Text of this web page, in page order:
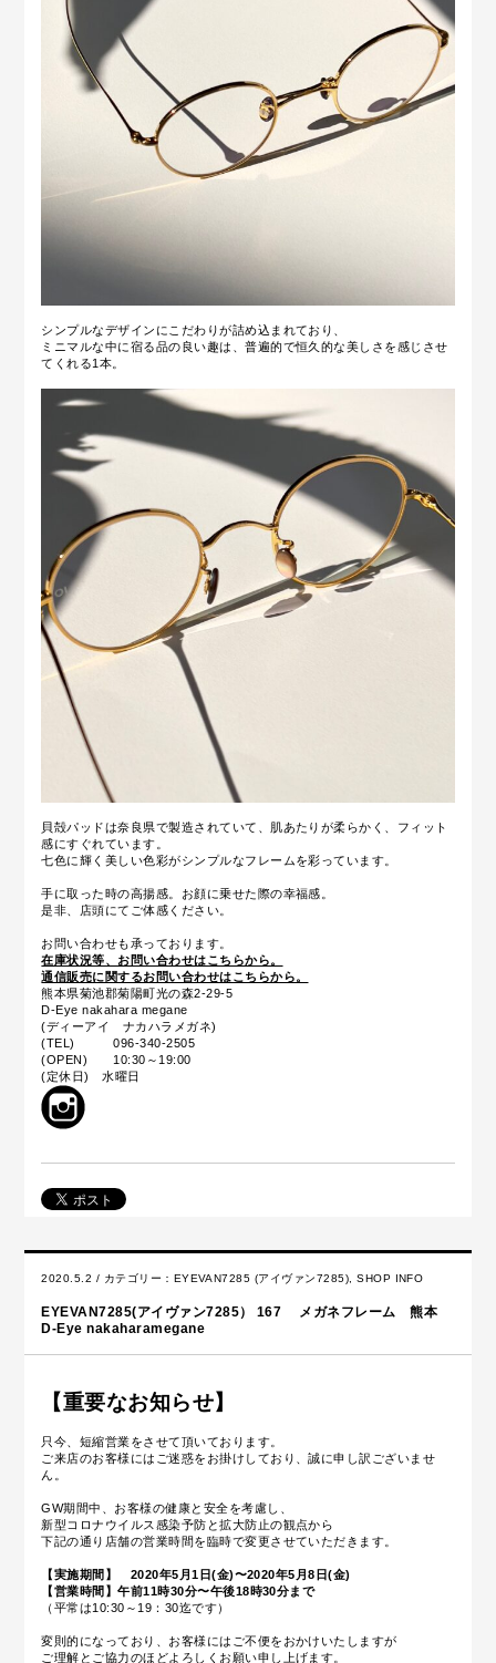
シンプルなデザインにこだわりが詰め込まれており、
ミニマルな中に宿る品の良い趣は、普遍的で恒久的な美しさを感じさせ
てくれる1本。
貝殻パッドは奈良県で製造されていて、肌あたりが柔らかく、フィット
感にすぐれています。
七色に輝く美しい色彩がシンプルなフレームを彩っています。
手に取った時の高揚感。お顔に乗せた際の幸福感。
是非、店頭にてご体感ください。
お問い合わせも承っております。
在庫状況等、お問い合わせはこちらから。
通信販売に関するお問い合わせはこちらから。
熊本県菊池郡菊陽町光の森2-29-5
D-Eye nakahara megane
(ディーアイ ナカハラメガネ)
(TEL) 096-340-2505
(OPEN) 10:30～19:00
(定休日) 水曜日
2020.5.2 / カテゴリー： EYEVAN7285 (アイヴァン7285) ,SHOP INFO
EYEVAN7285(アイヴァン7285） 167 メガネフレーム 熊本
D-Eye nakaharamegane
【重要なお知らせ】
只今、短縮営業をさせて頂いております。
ご来店のお客様にはご迷惑をお掛けしており、誠に申し訳ございませ
ん。
GW期間中、お客様の健康と安全を考慮し、
新型コロナウイルス感染予防と拡大防止の観点から
下記の通り店舗の営業時間を臨時で変更させていただきます。
【実施期間】 2020年5月1日(金)〜2020年5月8日(金)
【営業時間】午前11時30分〜午後18時30分まで
（平常は10:30～19：30迄です）
変則的になっており、お客様にはご不便をおかけいたしますが
ご理解とご協力のほどよろしくお願い申し上げます。